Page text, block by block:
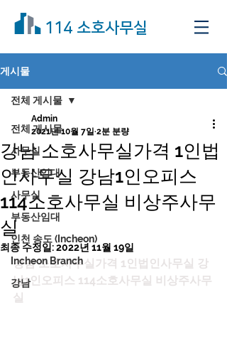
114 소호사무실
게시물
전체 게시물
사무실
부동산임대
사무실
부동산임대
인천 송도 (Incheon)
Incheon Branch
강남
전체 게시물
강남 소호사무실가격 1인법
인사무실 강남1인오피스
114소호사무실 비상주사무
실
Admin
2021년 10월 7일 2분 분량
최종 수정일:2022년 11월 19일
강남 소호사무실가격 1인법인사무실 강
남1인오피스 114소호사무실 비상주사무
실